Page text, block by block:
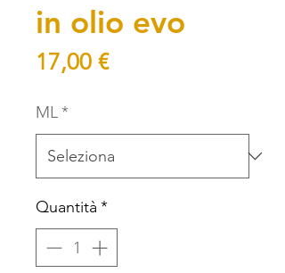
in olio evo
17,00 €Prezzo
ML*
Quantità *